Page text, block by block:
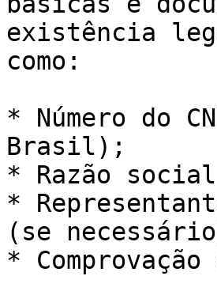
existência
como:
* Número do
Brasil);
* Razão
*
(se
*